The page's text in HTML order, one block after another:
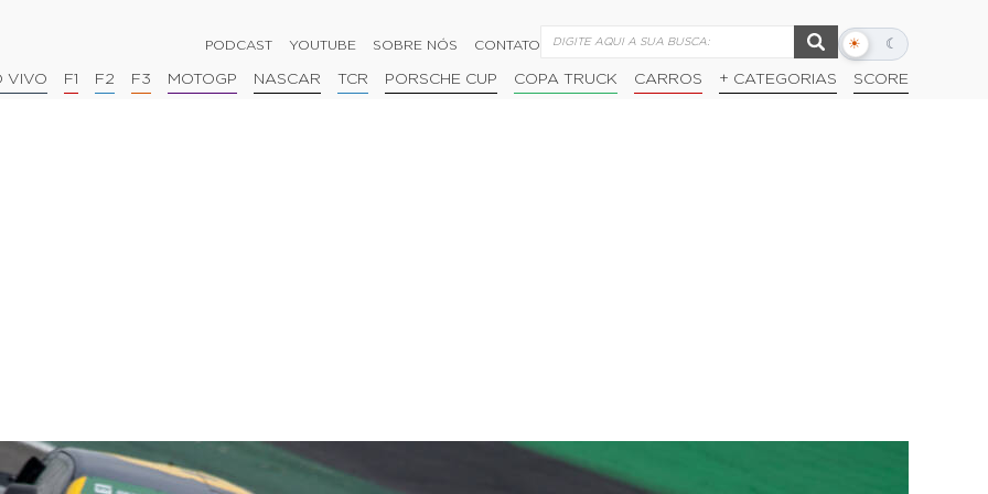
PODCAST YOUTUBE SOBRE NÓS CONTATO ☀ ☾
Alternar
escuro
VIVO F1 F2 F3 MOTOGP NASCAR TCR PORSCHE CUP COPA TRUCK CARROS + CATEGORIAS SCORE